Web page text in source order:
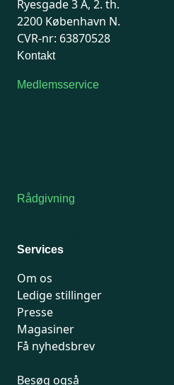
Ryesgade 3 A, 2. th.
2200 København N.
CVR-nr: 63870528
Kontakt
Medlemsservice
Rådgivning
Services
Om os
Ledige stillinger
Presse
Magasiner
Få nyhedsbrev
Besøg også